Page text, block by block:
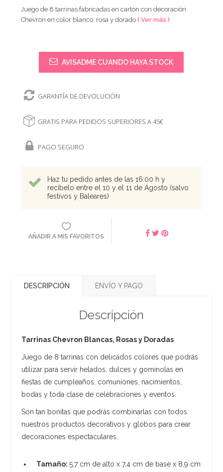
Juego de 8 tarrinas fabricadas en cartón con decoración
Chevron en color blanco, rosa y dorado( Ver más )
AVISADME CUANDO HAYA STOCK
GARANTÍA DE DEVOLUCIÓN
GRATIS PARA PEDIDOS SUPERIORES A 45€
PAGO SEGURO
Haz tu pedido antes de las 16:00 h y
recíbelo entre el 10 y el 11 de Agosto (salvo
festivos y Baleares)
AÑADIR A MIS FAVORITOS
DESCRIPCIÓN ENVÍO Y PAGO
Descripción
Tarrinas Chevron Blancas, Rosas y Doradas
Juego de 8 tarrinas con delicados colores que podrás
utilizar para servir helados, dulces y gominolas en
fiestas de cumpleaños, comuniones, nacimientos,
bodas y toda clase de celebraciones y eventos.
Son tan bonitas que podrás combinarlas con todos
nuestros productos decorativos y globos para crear
decoraciones espectaculares.
Tamaño:5,7 cm de alto x 7,4 cm de base x 8,9 cm